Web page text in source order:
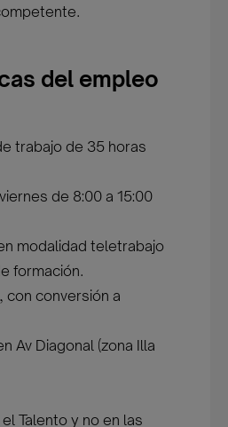
del empleo
trabajo de 35 horas
de 8:00 a 15:00
modalidad teletrabajo
formación.
conversión a
Av Diagonal (zona Illa
Talento y no en las